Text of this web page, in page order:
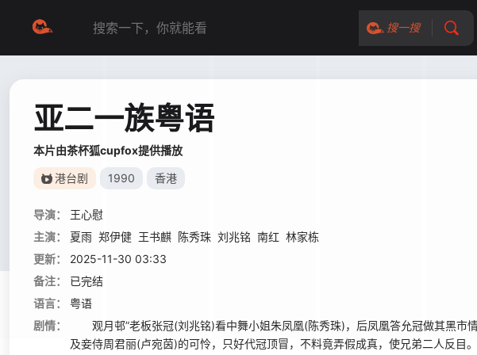
搜一搜
亚二一族粤语
本片由茶杯狐cupfox提供播放
港台剧 1990 香港
导演：
王心慰
主演：
夏雨 郑伊健 王书麒 陈秀珠 刘兆铭 南红 林家栋
更新：
2025-11-30 03:33
备注：
已完结
语言：
粤语
剧情：
观月邨”老板张冠(刘兆铭)看中舞小姐朱凤凰(陈秀珠)，后凤凰答允冠做其黑市
及妾侍周君丽(卢宛茵)的可怜，只好代冠顶冒，不料竟弄假成真，使兄弟二人反目